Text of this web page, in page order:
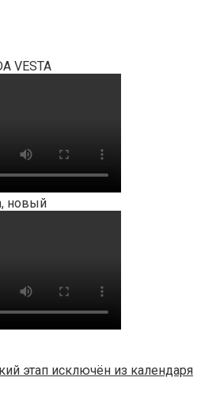
VESTA
новый
этап исключён из календаря